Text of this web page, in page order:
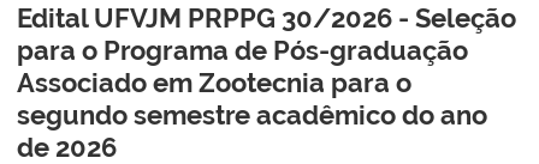
Edital UFVJM PRPPG 30/2026 - Seleção
para o Programa de Pós-graduação
Associado em Zootecnia para o
segundo semestre acadêmico do ano
de 2026